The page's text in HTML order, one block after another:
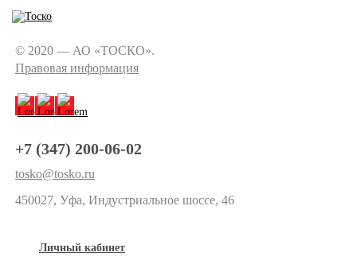
© 2020 — АО «ТОСКО».
Правовая информация
+7 (347) 200-06-02
tosko@tosko.ru
450027, Уфа, Индустриальное шоссе, 46
Личный кабинет